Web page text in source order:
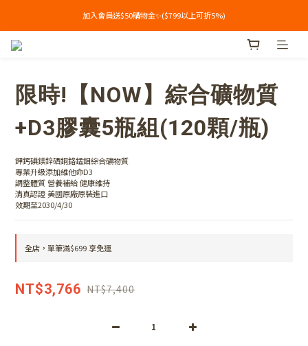
加入會員送$50購物金✨($799以上可折5%)
加入會員送$50購物金✨($799以上可折5%)
限時!【NOW】綜合礦物質
+D3膠囊5瓶組(120顆/瓶)
鉀鈣碘鎂鋅硒銅鉻錳鉬綜合礦物質
專業升級添加維他命D3
調整體質 營養補給 健康維持
清真認證 美國原廠原裝進口
效期至2030/4/30
全店，單筆滿$699 享免運
NT$3,766 NT$7,400